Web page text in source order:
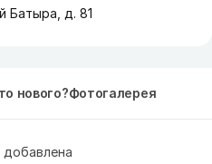
Батыра, д. 81
нового?Фотогалерея